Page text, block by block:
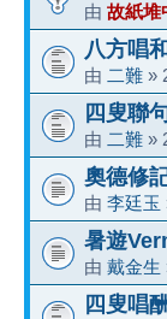
由 故紙堆
八方唱
由 二難 »
四叟聯
由 二難 »
奧德修
由 李廷玉
暑遊
由 戴金生
四叟唱酬